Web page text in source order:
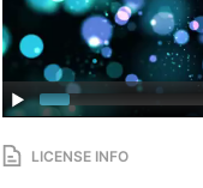
LICENSE INFO